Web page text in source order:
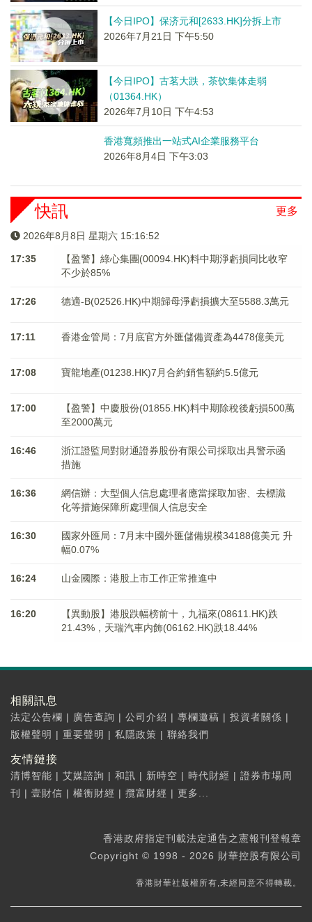
【今日IPO】保济元和[2633.HK]分拆上市
2026年7月21日 下午5:50
【今日IPO】古茗大跌，茶饮集体走弱
（01364.HK）
2026年7月10日 下午4:53
香港寬頻推出一站式AI企業服務平台
2026年8月4日 下午3:03
更多
快訊
2026年8月8日 星期六 15:16:52
17:35
【盈警】綠心集團(00094.HK)料中期淨虧損同比收窄
不少於85%
17:26 德適-B(02526.HK)中期歸母淨虧損擴大至5588.3萬元
17:11 香港金管局：7月底官方外匯儲備資產為4478億美元
17:08 寶龍地產(01238.HK)7月合約銷售額約5.5億元
17:00
【盈警】中慶股份(01855.HK)料中期除稅後虧損500萬
至2000萬元
16:46
浙江證監局對財通證券股份有限公司採取出具警示函
措施
16:36
網信辦：大型個人信息處理者應當採取加密、去標識
化等措施保障所處理個人信息安全
16:30
國家外匯局：7月末中國外匯儲備規模34188億美元 升
幅0.07%
16:24 山金國際：港股上市工作正常推進中
16:20
【異動股】港股跌幅榜前十，九福來(08611.HK)跌
21.43%，天瑞汽車内飾(06162.HK)跌18.44%
相關訊息
法定公告欄 | 廣告查詢 | 公司介紹 | 專欄邀稿 | 投資者關係 |
版權聲明 | 重要聲明 | 私隱政策 | 聯絡我們
友情鏈接
清博智能 | 艾媒諮詢 | 和訊 | 新時空 | 時代財經 | 證券市場周
刊
| 壹財信 | 權衡財經 | 攬富財經 | 更多...
香港政府指定刊載法定通告之憲報刊登報章
Copyright © 1998 - 2026 財華控股有限公司
香港財華社版權所有,未經同意不得轉載。